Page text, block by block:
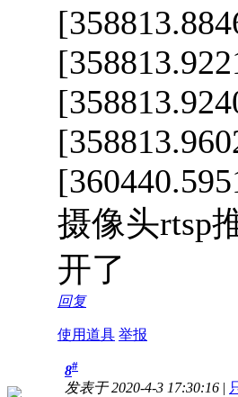
摄像头rtsp
开了
回复
使用道具 举报
8#
发表于 2020-4-3 17:30:16 |